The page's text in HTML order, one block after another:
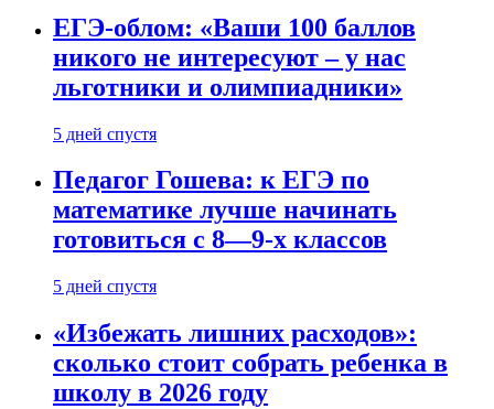
ЕГЭ-облом: «Ваши 100 баллов
никого не интересуют – у нас
льготники и олимпиадники»
5 дней спустя
Педагог Гошева: к ЕГЭ по
математике лучше начинать
готовиться с 8—9-х классов
5 дней спустя
«Избежать лишних расходов»:
сколько стоит собрать ребенка в
школу в 2026 году